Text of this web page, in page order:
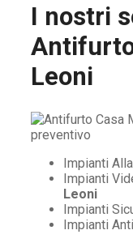
I nostri
Leoni
Impianti
Impianti
Leoni
Impianti
Impianti